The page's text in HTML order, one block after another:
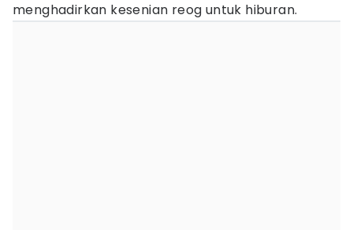
menghadirkan kesenian reog untuk hiburan.